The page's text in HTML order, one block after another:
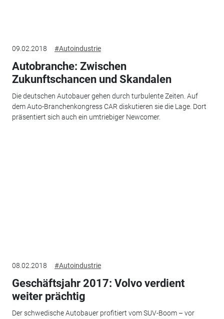
09.02.2018 #Autoindustrie
Autobranche: Zwischen
Zukunftschancen und Skandalen
Die deutschen Autobauer gehen durch turbulente Zeiten. Auf
dem Auto-Branchenkongress CAR diskutieren sie die Lage. Dort
präsentiert sich auch ein umtriebiger Newcomer.
08.02.2018 #Autoindustrie
Geschäftsjahr 2017: Volvo verdient
weiter prächtig
Der schwedische Autobauer profitiert vom SUV-Boom – vor